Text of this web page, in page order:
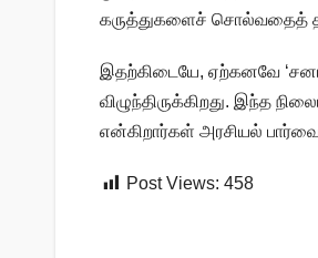
கருத்துகளைச் சொல்வதைத்
இதற்கிடையே, ஏற்கனவே
விழுந்திருக்கிறது. இந்த
என்கிறார்கள் அரசியல்
Post Views: 458